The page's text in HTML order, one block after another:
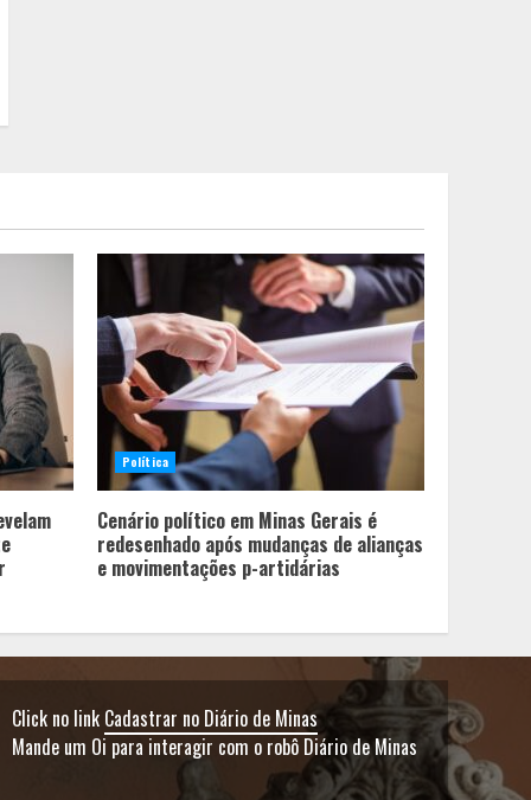
Política
Cenário político em Minas Gerais é
redesenhado após mudanças de alianças
e movimentações p-artidárias
Click no link Cadastrar no Diário de Minas
Mande um Oi para interagir com o robô Diário de Minas